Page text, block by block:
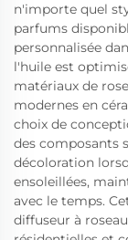
n'importe quel
parfums
personnalisée
l'huile est
matériaux de
modernes en
choix de
des composants
décoloration
ensoleillées,
avec le temps.
diffuseur à